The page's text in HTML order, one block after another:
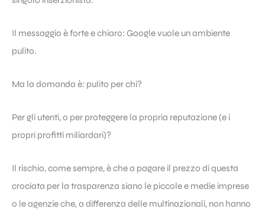
Il messaggio è forte e chiaro: Google vuole un ambiente
pulito.
Ma la domanda è: pulito per chi?
Per gli utenti, o per proteggere la propria reputazione (e i
propri profitti miliardari)?
Il rischio, come sempre, è che a pagare il prezzo di questa
crociata per la trasparenza siano le piccole e medie imprese
o le agenzie che, a differenza delle multinazionali, non hanno